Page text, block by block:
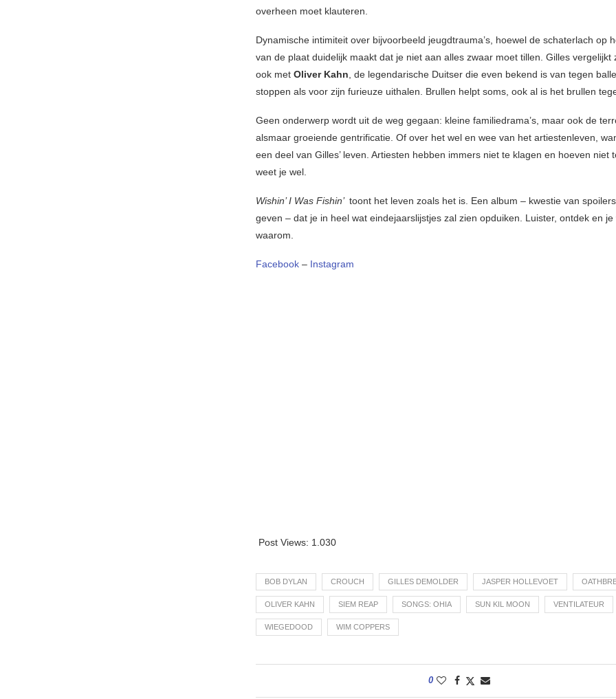
overheen moet klauteren.
Dynamische intimiteit over bijvoorbeeld jeugdtrauma’s, hoewel de schaterlach op
van de plaat duidelijk maakt dat je niet aan alles zwaar moet tillen. Gilles vergelijkt
ook met Oliver Kahn , de legendarische Duitser die even bekend is van tegen
stoppen als voor zijn furieuze uithalen. Brullen helpt soms, ook al is het brullen
Geen onderwerp wordt uit de weg gegaan: kleine familiedrama’s, maar ook de
alsmaar groeiende gentrificatie. Of over het wel en wee van het artiestenleven,
een deel van Gilles’ leven. Artiesten hebben immers niet te klagen en hoeven niet
weet je wel.
Wishin’ I Was Fishin’ toont het leven zoals het is. Een album – kwestie van
geven – dat je in heel wat eindejaarslijstjes zal zien opduiken. Luister, ontdek en je
waarom.
Facebook – Instagram
Post Views: 1.030
BOB DYLAN CROUCH GILLES DEMOLDER JASPER HOLLEVOET
OLIVER KAHN SIEM REAP SONGS: OHIA SUN KIL MOON VENTILATEUR
WIEGEDOOD WIM COPPERS
0